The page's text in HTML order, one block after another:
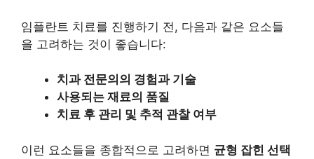
임플란트 치료를 진행하기 전, 다음과 같은 요소들
을 고려하는 것이 좋습니다:
치과 전문의의 경험과 기술
사용되는 재료의 품질
치료 후 관리 및 추적 관찰 여부
이런 요소들을 종합적으로 고려하면 균형 잡힌 선택